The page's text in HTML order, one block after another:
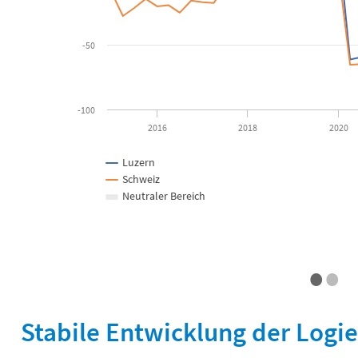
Luzern
Schweiz
Neutraler Bereich
2016 2018 2020
-100
-50
••
Stabile Entwicklung der